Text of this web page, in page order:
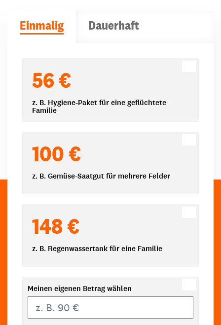
Einmalig Dauerhaft
56 €
z. B. Hygiene-Paket für eine geflüchtete
Familie
100 €
z. B. Gemüse-Saatgut für mehrere Felder
148 €
z. B. Regenwassertank für eine Familie
Meinen eigenen Betrag wählen